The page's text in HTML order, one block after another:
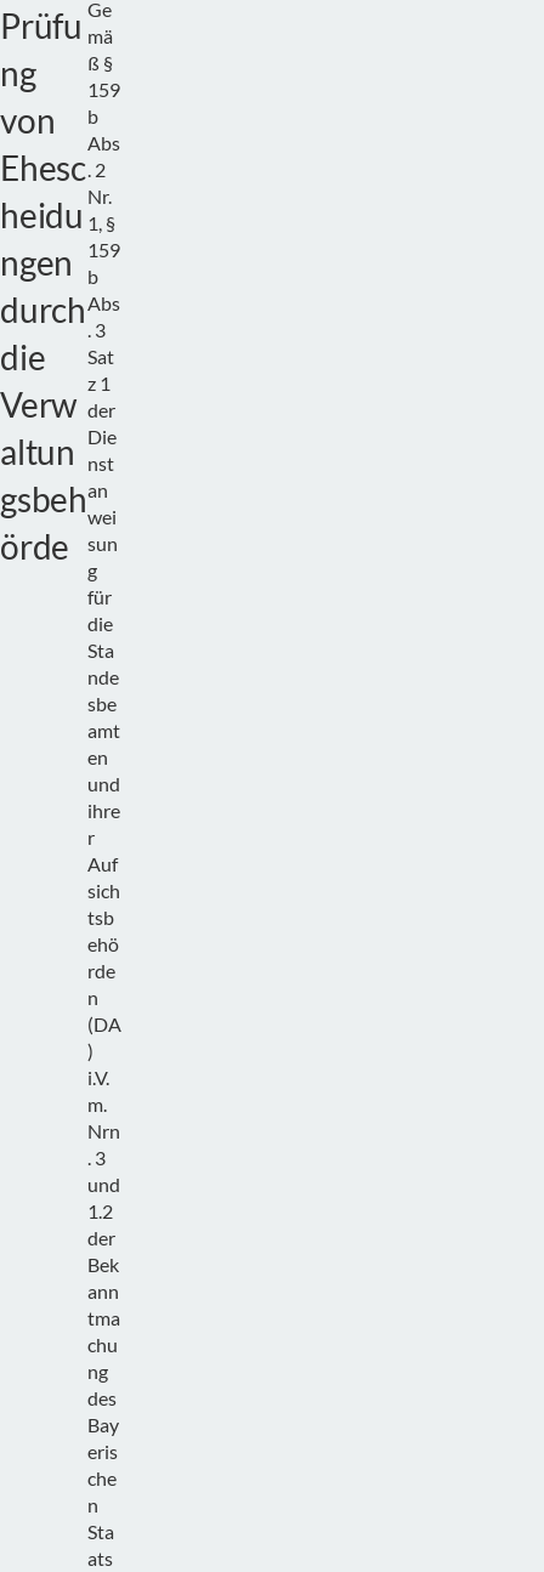
Prüfu
ng
von
Ehesc
heidu
ngen
durch
die
Verw
altun
gsbeh
örde
Ge
mä
ß §
159
b
Abs
. 2
Nr.
1, §
159
b
Abs
. 3
Sat
z 1
der
Die
nst
an
wei
sun
g
für
die
Sta
nde
sbe
amt
en
und
ihre
r
Auf
sich
tsb
ehö
rde
n
(DA
)
i.V.
m.
Nrn
. 3
und
1.2
der
Bek
ann
tma
chu
ng
des
Bay
eris
che
n
Sta
ats